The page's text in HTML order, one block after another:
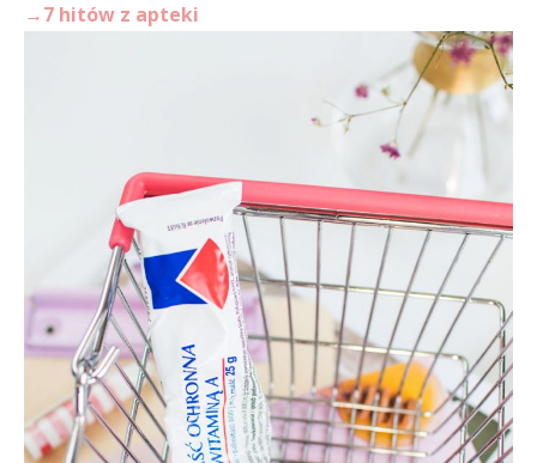
→7 hitów z apteki